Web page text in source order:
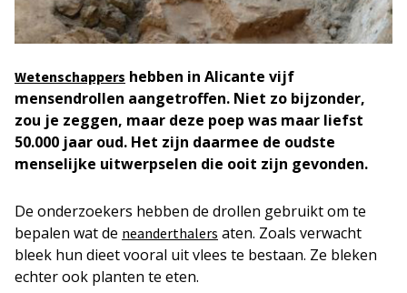
Wetenschappers hebben in Alicante vijf
mensendrollen aangetroffen. Niet zo bijzonder,
zou je zeggen, maar deze poep was maar liefst
50.000 jaar oud. Het zijn daarmee de oudste
menselijke uitwerpselen die ooit zijn gevonden.
De onderzoekers hebben de drollen gebruikt om te
bepalen wat de neanderthalers aten. Zoals verwacht
bleek hun dieet vooral uit vlees te bestaan. Ze bleken
echter ook planten te eten.